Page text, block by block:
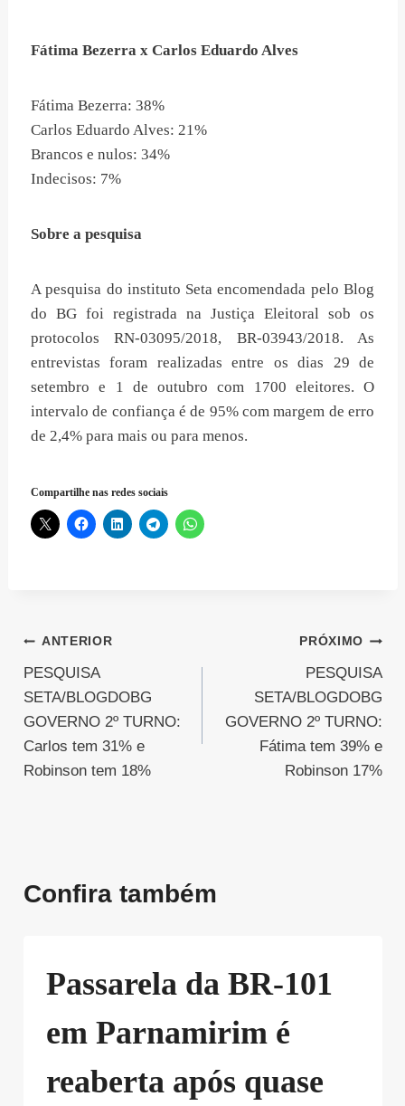
Fátima Bezerra x Carlos Eduardo Alves
Fátima Bezerra: 38%
Carlos Eduardo Alves: 21%
Brancos e nulos: 34%
Indecisos: 7%
Sobre a pesquisa
A pesquisa do instituto Seta encomendada pelo Blog
do BG foi registrada na Justiça Eleitoral sob os
protocolos RN-03095/2018, BR-03943/2018. As
entrevistas foram realizadas entre os dias 29 de
setembro e 1 de outubro com 1700 eleitores. O
intervalo de confiança é de 95% com margem de erro
de 2,4% para mais ou para menos.
Compartilhe nas redes sociais
Navegação
de
Post
ANTERIOR
PESQUISA
SETA/BLOGDOBG
GOVERNO 2º TURNO:
Carlos tem 31% e
Robinson tem 18%
PRÓXIMO
PESQUISA
SETA/BLOGDOBG
GOVERNO 2º TURNO:
Fátima tem 39% e
Robinson 17%
Confira também
Passarela da BR-101
em Parnamirim é
reaberta após quase